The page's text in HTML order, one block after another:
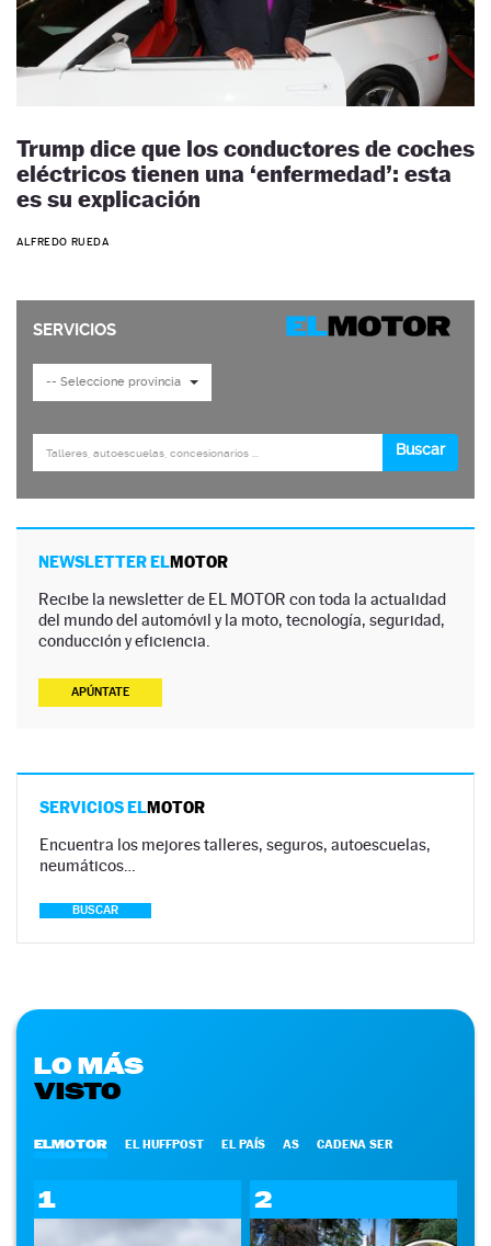
Trump dice que los conductores de coches
eléctricos tienen una ‘enfermedad’: esta
es su explicación
ALFREDO RUEDA
NEWSLETTER ELMOTOR
Recibe la newsletter de EL MOTOR con toda la actualidad
del mundo del automóvil y la moto, tecnología, seguridad,
conducción y eficiencia.
APÚNTATE
SERVICIOS ELMOTOR
Encuentra los mejores talleres, seguros, autoescuelas,
neumáticos…
BUSCAR
LO MÁS
VISTO
ELMOTOR EL HUFFPOST EL PAÍS AS CADENA SER
1 2